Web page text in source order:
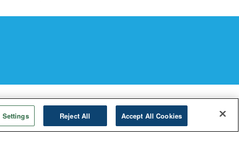
Settings Reject All Accept All Cookies